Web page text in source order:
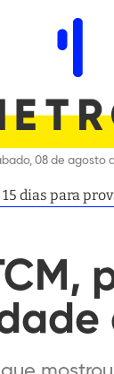
08 de agosto
dias para